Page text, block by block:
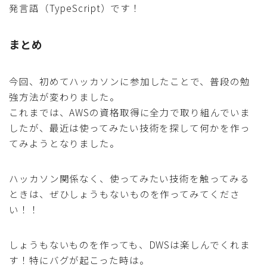
発言語（TypeScript）です！
まとめ
今回、初めてハッカソンに参加したことで、普段の勉
強方法が変わりました。
これまでは、AWSの資格取得に全力で取り組んでいま
したが、最近は使ってみたい技術を探して何かを作っ
てみようとなりました。
ハッカソン関係なく、使ってみたい技術を触ってみる
ときは、ぜひしょうもないものを作ってみてくださ
い！！
しょうもないものを作っても、DWSは楽しんでくれま
す！特にバグが起こった時は。